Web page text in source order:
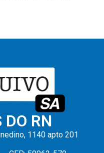
DO RN
1140 apto 201